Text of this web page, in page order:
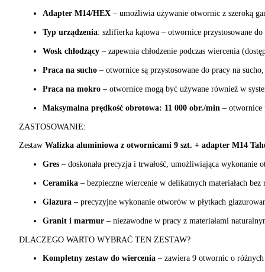
Adapter M14/HEX – umożliwia używanie otwornic z szeroką
Typ urządzenia: szlifierka kątowa – otwornice przystosowane
Wosk chłodzący – zapewnia chłodzenie podczas wiercenia
Praca na sucho – otwornice są przystosowane do pracy na
Praca na mokro – otwornice mogą być używane również w
Maksymalna prędkość obrotowa: 11 000 obr./min – otwornice
ZASTOSOWANIE:
ZestawWalizka aluminiowa z otwornicami 9 szt. + adapter M14
Gres – doskonała precyzja i trwałość, umożliwiająca
Ceramika – bezpieczne wiercenie w delikatnych materiałach
Glazura – precyzyjne wykonanie otworów w płytkach
Granit i marmur – niezawodne w pracy z materiałami
DLACZEGO WARTO WYBRAĆ TEN ZESTAW?
Kompletny zestaw do wiercenia – zawiera 9 otwornic o